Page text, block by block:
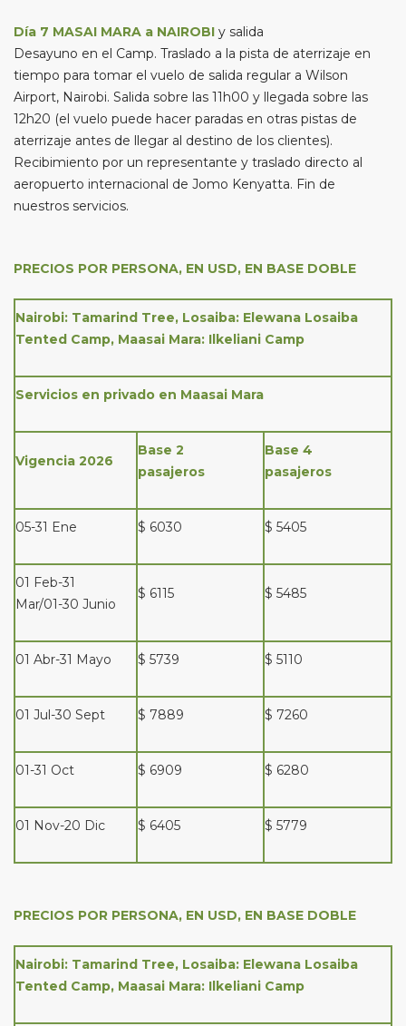
Día 7 MASAI MARA a NAIROBI y salida
Desayuno en el Camp. Traslado a la pista de aterrizaje en
tiempo para tomar el vuelo de salida regular a Wilson
Airport, Nairobi. Salida sobre las 11h00 y llegada sobre las
12h20 (el vuelo puede hacer paradas en otras pistas de
aterrizaje antes de llegar al destino de los clientes).
Recibimiento por un representante y traslado directo al
aeropuerto internacional de Jomo Kenyatta. Fin de
nuestros servicios.
PRECIOS POR PERSONA, EN USD, EN BASE DOBLE
Nairobi: Tamarind Tree, Losaiba: Elewana Losaiba
Tented Camp, Maasai Mara: Ilkeliani Camp
Servicios en privado en Maasai Mara
Vigencia 2026
Base 2
pasajeros
Base 4
pasajeros
05-31 Ene $ 6030 $ 5405
01 Feb-31
Mar/01-30 Junio
$ 6115 $ 5485
01 Abr-31 Mayo $ 5739 $ 5110
01 Jul-30 Sept $ 7889 $ 7260
01-31 Oct $ 6909 $ 6280
01 Nov-20 Dic $ 6405 $ 5779
PRECIOS POR PERSONA, EN USD, EN BASE DOBLE
Nairobi: Tamarind Tree, Losaiba: Elewana Losaiba
Tented Camp, Maasai Mara: Ilkeliani Camp